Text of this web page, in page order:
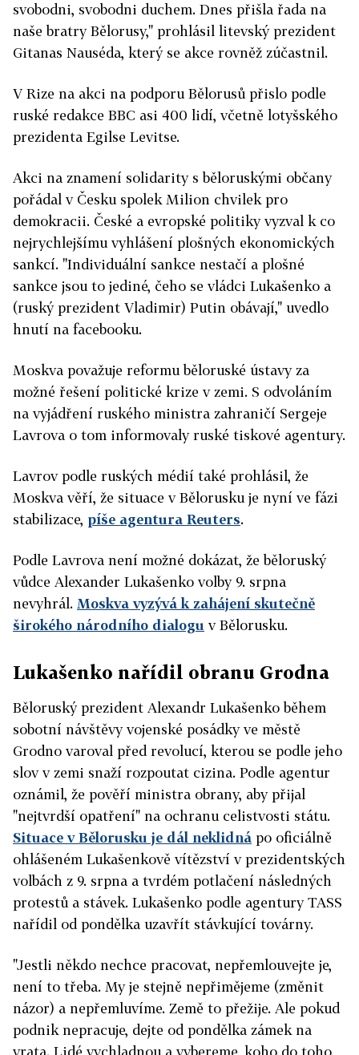
svobodni, svobodni duchem. Dnes přišla řada na
naše bratry Bělorusy," prohlásil litevský prezident
Gitanas Nauséda, který se akce rovněž zúčastnil.
V Rize na akci na podporu Bělorusů přislo podle
ruské redakce BBC asi 400 lidí, včetně lotyšského
prezidenta Egilse Levitse.
Akci na znamení solidarity s běloruskými občany
pořádal v Česku spolek Milion chvilek pro
demokracii. České a evropské politiky vyzval k co
nejrychlejšímu vyhlášení plošných ekonomických
sankcí. "Individuální sankce nestačí a plošné
sankce jsou to jediné, čeho se vládci Lukašenko a
(ruský prezident Vladimir) Putin obávají," uvedlo
hnutí na facebooku.
Moskva považuje reformu běloruské ústavy za
možné řešení politické krize v zemi. S odvoláním
na vyjádření ruského ministra zahraničí Sergeje
Lavrova o tom informovaly ruské tiskové agentury.
Lavrov podle ruských médií také prohlásil, že
Moskva věří, že situace v Bělorusku je nyní ve fázi
stabilizace, píše agentura Reuters.
Podle Lavrova není možné dokázat, že běloruský
vůdce Alexander Lukašenko volby 9. srpna
nevyhrál. Moskva vyzývá k zahájení skutečně
širokého národního dialogu v Bělorusku.
Lukašenko nařídil obranu Grodna
Běloruský prezident Alexandr Lukašenko během
sobotní návštěvy vojenské posádky ve městě
Grodno varoval před revolucí, kterou se podle jeho
slov v zemi snaží rozpoutat cizina. Podle agentur
oznámil, že pověří ministra obrany, aby přijal
"nejtvrdší opatření" na ochranu celistvosti státu.
Situace v Bělorusku je dál neklidná po oficiálně
ohlášeném Lukašenkově vítězství v prezidentských
volbách z 9. srpna a tvrdém potlačení následných
protestů a stávek. Lukašenko podle agentury TASS
nařídil od pondělka uzavřít stávkující továrny.
"Jestli někdo nechce pracovat, nepřemlouvejte je,
není to třeba. My je stejně nepřimějeme (změnit
názor) a nepřemluvíme. Země to přežije. Ale pokud
podnik nepracuje, dejte od pondělka zámek na
vrata. Lidé vychladnou a vybereme, koho do toho